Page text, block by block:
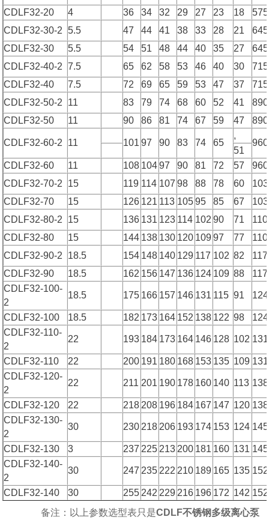
CDLF32-20 4 36 34 32 29 27 23 18
575
CDLF32-30-2
5.5 47 44 41 38 33 28 21
645
CDLF32-30
5.5 54 51 48 44 40 35 27
645
CDLF32-40-2
7.5 65 62 58 53 46 40 30
715
CDLF32-40
7.5 72 69 65 59 53 47 37
715
CDLF32-50-2
11 83 79 74 68 60 52 41
890
CDLF32-50
11 90 86 81 74 67 59 47 890
CDLF32-60-2 11 101 97 90 83 74 65
,
960
51
CDLF32-60
11 108 104 97 90 81 72 57
960
CDLF32-70-2
15 119 114 107 98 88 78 60
CDLF32-70
15 126 121 113 105 95 85 67
CDLF32-80-2
15 136 131 123 114 102 90 71
CDLF32-80
15 144 138 130 120 109 97 77
CDLF32-90-2
18.5 154 148 140 129 117 102 82
CDLF32-90
18.5 162 156 147 136 124 109 88
CDLF32-100-
2
18.5 175 166 157 146 131 115 91
CDLF32-100 18.5 182 173 164 152 138 122 98
CDLF32-110-
2
22 193 184 173 164 146 128 102
CDLF32-110 22 200 191 180 168 153 135 109
CDLF32-120-
2
22 211 201 190 178 160 140 113
CDLF32-120 22 218 208 196 184 167 147 120
CDLF32-130-
2
30 230 218 206 193 174 153 124
CDLF32-130 3 237 225 213 200 181 160 131
CDLF32-140-
2
30 247 235 222 210 189 165 135
CDLF32-140 30 255 242 229 216 196 172 142
备注：以上参数选型表只是CDLF不锈钢多级离心泵